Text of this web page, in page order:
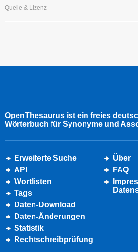
Quelle & Lizenz
OpenThesaurus ist ein freies
Wörterbuch für Synonyme und
Erweiterte Suche
API
Wortlisten
Tags
Daten-Download
Daten-Änderungen
Statistik
Rechtschreibprüfung
Über
FAQ